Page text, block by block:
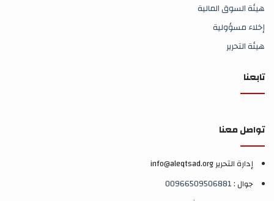
هيئة السوق المالية
إخلاء مسؤولية
هيئة التحرير
تابعنا
تواصل معنا
إدارة التحرير info@aleqtsad.org
جوال :00966509506881